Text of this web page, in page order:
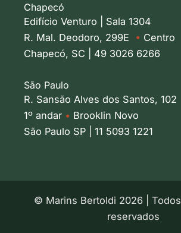
Chapecó
Edifício Venturo | Sala 1304
R. Mal. Deodoro, 299E • Centro
Chapecó, SC | 49 3026 6266
São Paulo
R. Sansão Alves dos Santos, 102
1º andar • Brooklin Novo
São Paulo SP | 11 5093 1221
© Marins Bertoldi 2026 |
reservados